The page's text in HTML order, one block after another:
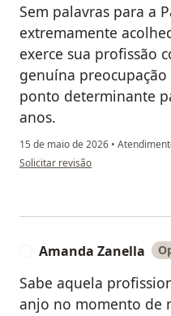
Sem palavras para a
extremamente
exerce sua profissão
genuína
ponto determinante
anos.
15 de maio de 2026 •
na opinião do utilizador G.C.
Solicitar revisão
Amanda Zanella
Sabe aquela
anjo no momento de